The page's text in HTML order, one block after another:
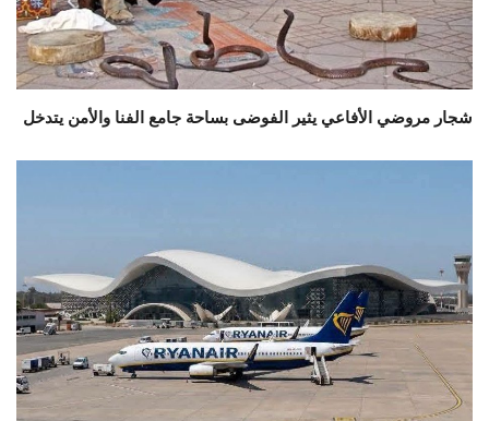
شجار مروضي الأفاعي يثير الفوضى بساحة جامع الفنا والأمن يتدخل